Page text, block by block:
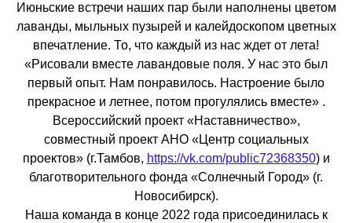
Июньские встречи наших пар были наполнены цветом
лаванды, мыльных пузырей и калейдоскопом цветных
впечатление. То, что каждый из нас ждет от лета!
«Рисовали вместе лавандовые поля. У нас это был
первый опыт. Нам понравилось. Настроение было
прекрасное и летнее, потом прогулялись вместе» .
Всероссийский проект «Наставничество»,
совместный проект АНО «Центр социальных
проектов» (г.Тамбов, https://vk.com/public72368350) и
благотворительного фонда «Солнечный Город» (г.
Новосибирск).
Наша команда в конце 2022 года присоединилась к